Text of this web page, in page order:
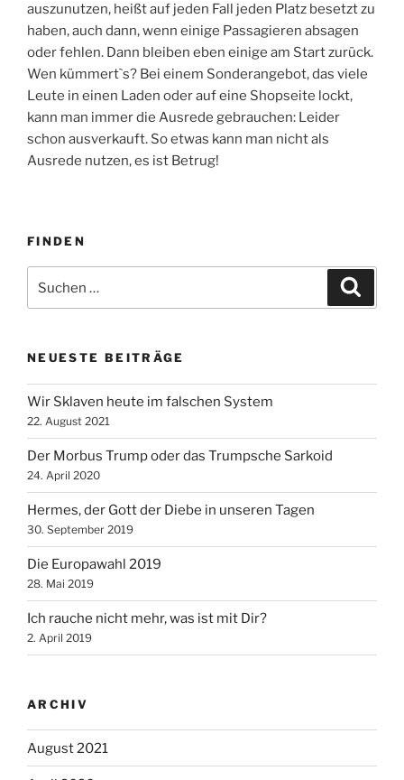
auszunutzen, heißt auf jeden Fall jeden Platz besetzt zu
haben, auch dann, wenn einige Passagieren absagen
oder fehlen. Dann bleiben eben einige am Start zurück.
Wen kümmert`s? Bei einem Sonderangebot, das viele
Leute in einen Laden oder auf eine Shopseite lockt,
kann man immer die Ausrede gebrauchen: Leider
schon ausverkauft. So etwas kann man nicht als
Ausrede nutzen, es ist Betrug!
FINDEN
nach:
NEUESTE BEITRÄGE
Wir Sklaven heute im falschen System
22. August 2021
Der Morbus Trump oder das Trumpsche Sarkoid
24. April 2020
Hermes, der Gott der Diebe in unseren Tagen
30. September 2019
Die Europawahl 2019
28. Mai 2019
Ich rauche nicht mehr, was ist mit Dir?
2. April 2019
ARCHIV
August 2021